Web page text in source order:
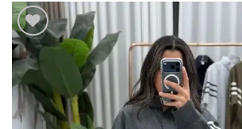
اضف
الي
المفضلة